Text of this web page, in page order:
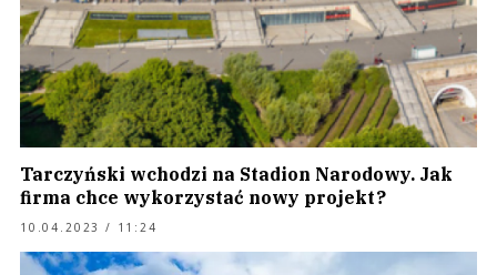
Tarczyński wchodzi na Stadion Narodowy. Jak
firma chce wykorzystać nowy projekt?
10.04.2023 / 11:24